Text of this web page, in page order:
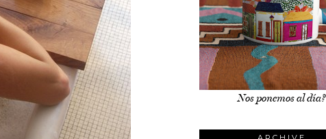
Nos ponemos al día?